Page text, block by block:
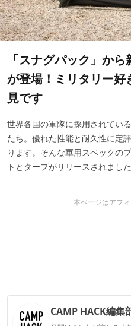
「スナグパック」か
が登場！ミリタリー
見です
世界各国の軍隊に採用されてい
たち。優れた性能と耐久性に定
ります。そんな軍用スペックの
トとタープがリリースされました
本ページはアフ
CAMP HACK編集